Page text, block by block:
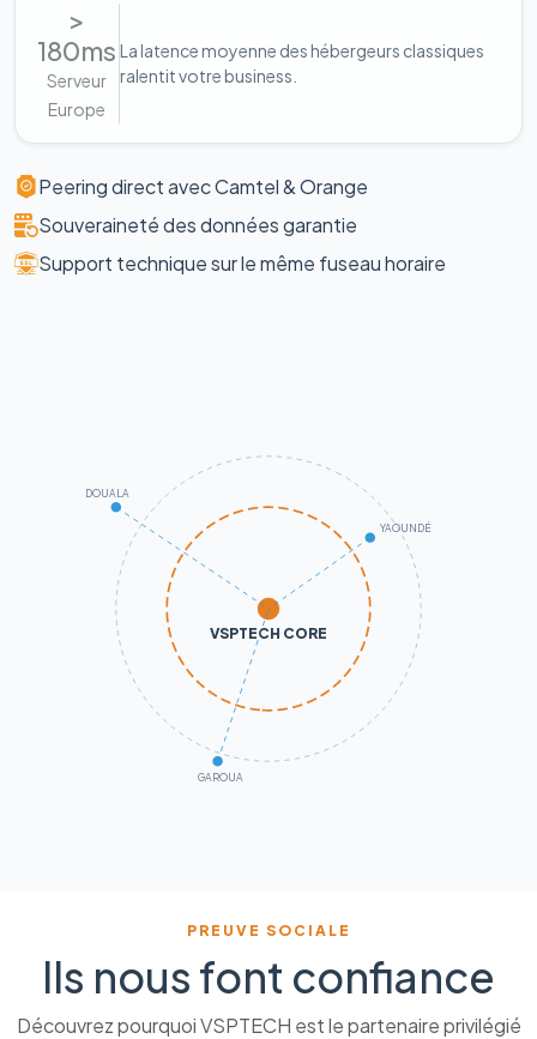
>
180ms
Serveur
Europe
La latence moyenne des hébergeurs classiques
ralentit votre business.
Peering direct avec Camtel & Orange
Souveraineté des données garantie
Support technique sur le même fuseau horaire
VSPTECH CORE
DOUALA
YAOUNDÉ
GAROUA
PREUVE SOCIALE
Ils nous font confiance
Découvrez pourquoi VSPTECH est le partenaire privilégié